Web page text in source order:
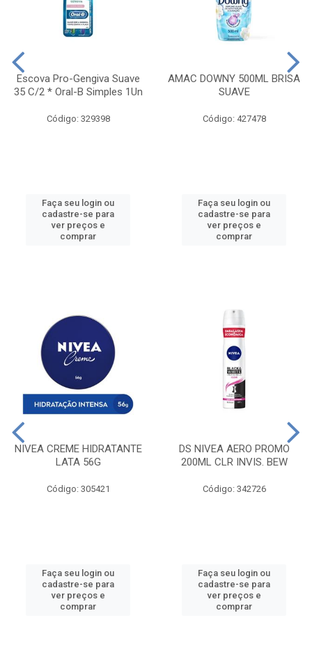
Escova Pro-Gengiva Suave
35 C/2 * Oral-B Simples 1Un
Código: 329398
Faça seu login ou
cadastre-se para
ver preços e
comprar
AMAC DOWNY 500ML BRISA
SUAVE
Código: 427478
Faça seu login ou
cadastre-se para
ver preços e
comprar
NIVEA CREME HIDRATANTE
LATA 56G
Código: 305421
Faça seu login ou
cadastre-se para
ver preços e
comprar
DS NIVEA AERO PROMO
200ML CLR INVIS. BEW
Código: 342726
Faça seu login ou
cadastre-se para
ver preços e
comprar